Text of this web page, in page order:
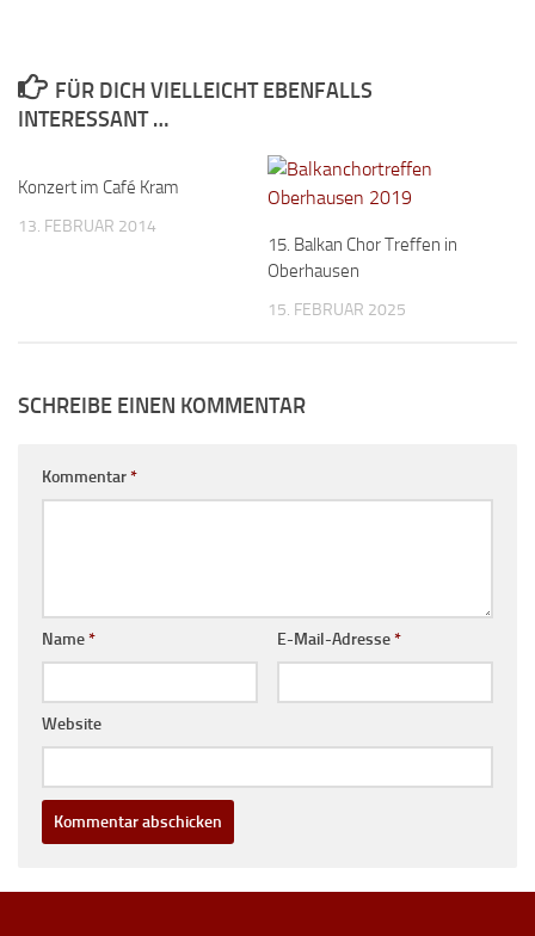
FÜR DICH VIELLEICHT EBENFALLS
INTERESSANT …
Konzert im Café Kram
13. FEBRUAR 2014
15. Balkan Chor Treffen in
Oberhausen
15. FEBRUAR 2025
SCHREIBE EINEN KOMMENTAR
Kommentar*
Name* E-Mail-Adresse*
Website